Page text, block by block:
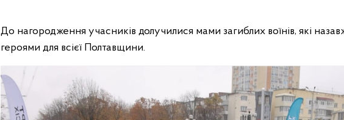
До нагородження учасників долучилися мами загиблих воїнів, які
героями для всієї Полтавщини.